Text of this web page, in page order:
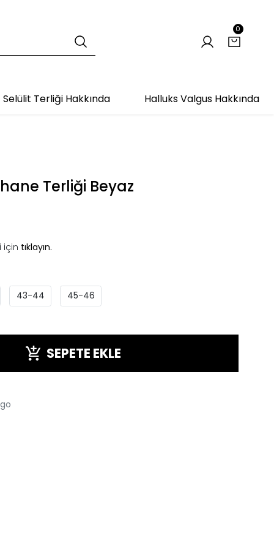
0
Selülit Terliği Hakkında Halluks Valgus Hakkında
Terliği Beyaz
için tıklayın.
43-44 45-46
SEPETE EKLE